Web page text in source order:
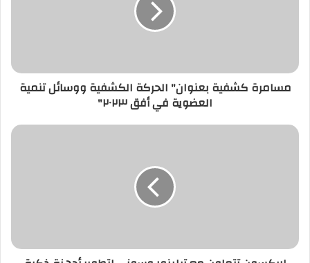
مسامرة كشفية بعنوان" الحركة الكشفية ووسائل تنمية
العضوية في أفق ٢٠٢٣"